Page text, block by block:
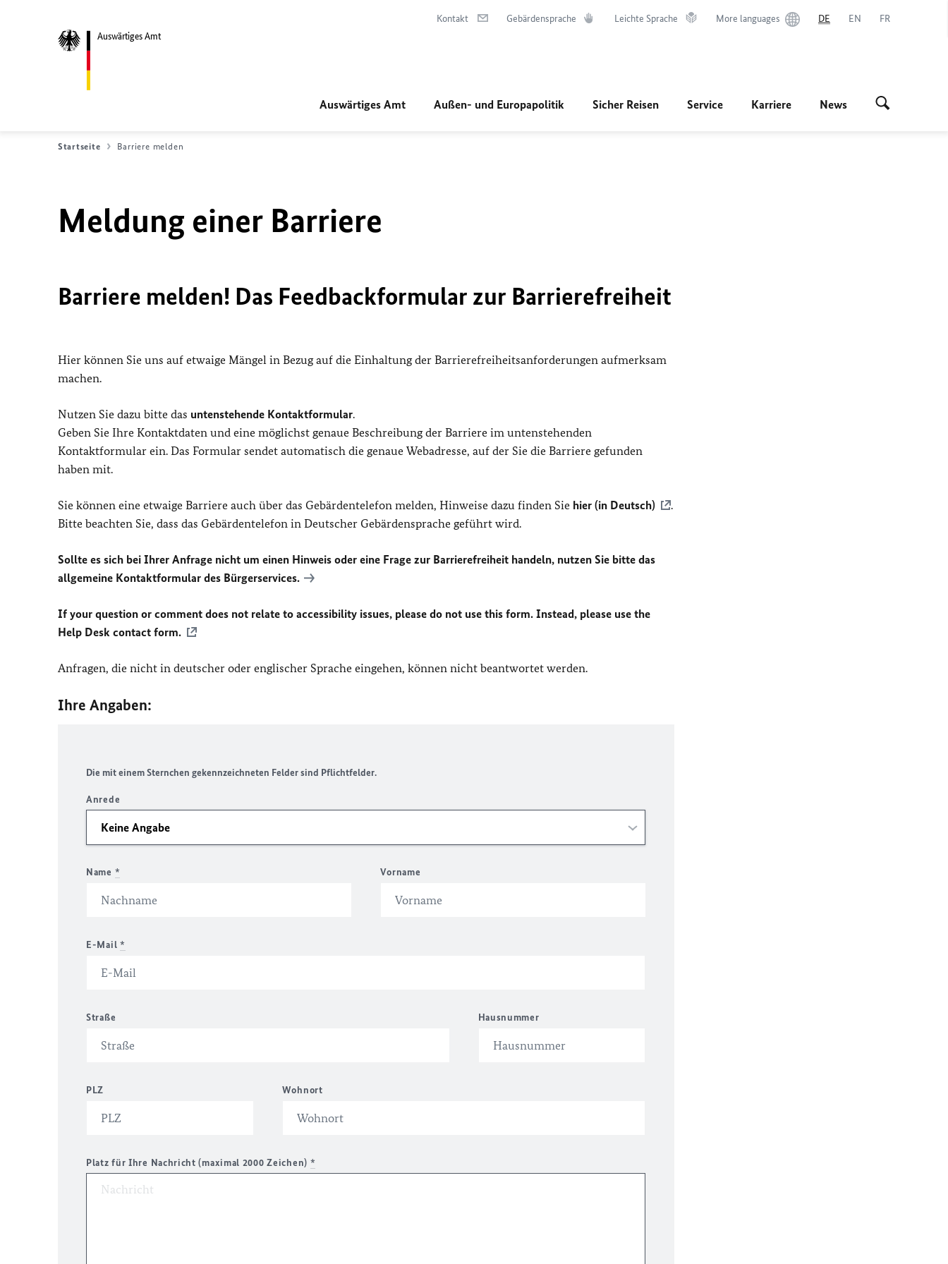
Auswärtiges Amt
Kontakt Gebärdensprache Leichte Sprache More languages DE EN FR
Auswärtiges Amt Außen- und Europapolitik Sicher Reisen Service Karriere News
Startseite Barriere melden
Meldung einer Barriere
Barriere melden! Das Feedbackformular zur Barrierefreiheit
Hier können Sie uns auf etwaige Mängel in Bezug auf die Einhaltung der Barrierefreiheitsanforderungen aufmerksam
machen.
Nutzen Sie dazu bitte das untenstehende Kontaktformular.
Geben Sie Ihre Kontaktdaten und eine möglichst genaue Beschreibung der Barriere im untenstehenden
Kontaktformular ein. Das Formular sendet automatisch die genaue Webadresse, auf der Sie die Barriere gefunden
haben mit.
Sie können eine etwaige Barriere auch über das Gebärdentelefon melden, Hinweise dazu finden Sie hier (in Deutsch)
.
Bitte beachten Sie, dass das Gebärdentelefon in Deutscher Gebärdensprache geführt wird.
Sollte es sich bei Ihrer Anfrage nicht um einen Hinweis oder eine Frage zur Barrierefreiheit handeln, nutzen Sie bitte das
allgemeine Kontaktformular des Bürgerservices.
If your question or comment does not relate to accessibility issues, please do not use this form. Instead, please use the
Help Desk contact form.
Anfragen, die nicht in deutscher oder englischer Sprache eingehen, können nicht beantwortet werden.
Ihre Angaben:
Die mit einem Sternchen gekennzeichneten Felder sind Pflichtfelder.
Anrede
Name * Vorname
E-Mail *
Straße Hausnummer
PLZ Wohnort
Platz für Ihre Nachricht (maximal 2000 Zeichen) *